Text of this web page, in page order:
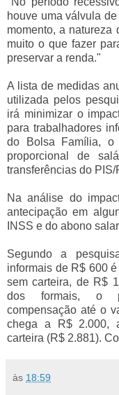
houve uma válvula
momento, a natureza
muito o que fazer
preservar a renda."
A lista de medidas
utilizada pelos
irá minimizar o
para trabalhadores
do Bolsa Família, o
proporcional de
transferências do
Na análise do
antecipação em
INSS e do abono
Segundo a
informais de R$ 600
sem carteira, de R$
dos formais, o
compensação até o
chega a R$ 2.000,
carteira (R$ 2.881).
às 18:59